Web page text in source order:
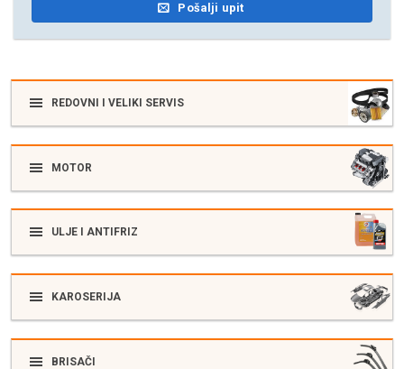
Pošalji upit
REDOVNI I VELIKI SERVIS
MOTOR
ULJE I ANTIFRIZ
KAROSERIJA
BRISAČI